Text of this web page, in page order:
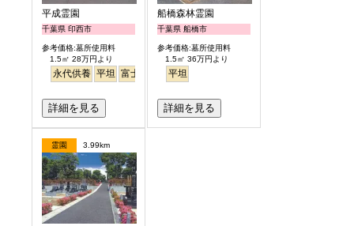
平成霊園
千葉県 印西市
参考価格:墓所使用料
1.5㎡ 28万円より
永代供養 平坦 富士山 見晴らし・眺望
詳細を見る
船橋森林霊園
千葉県 船橋市
参考価格:墓所使用料
1.5㎡ 36万円より
平坦
詳細を見る
霊園 3.99km